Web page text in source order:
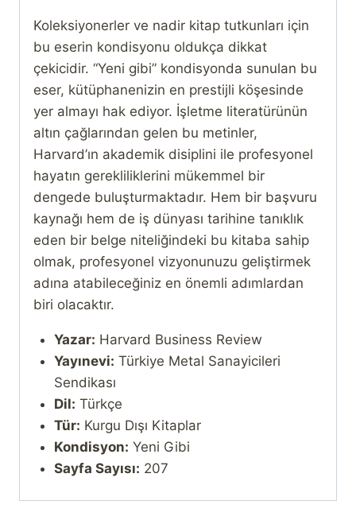
Koleksiyonerler ve nadir kitap tutkunları için
bu eserin kondisyonu oldukça dikkat
çekicidir. “Yeni gibi” kondisyonda sunulan bu
eser, kütüphanenizin en prestijli köşesinde
yer almayı hak ediyor. İşletme literatürünün
altın çağlarından gelen bu metinler,
Harvard’ın akademik disiplini ile profesyonel
hayatın gerekliliklerini mükemmel bir
dengede buluşturmaktadır. Hem bir başvuru
kaynağı hem de iş dünyası tarihine tanıklık
eden bir belge niteliğindeki bu kitaba sahip
olmak, profesyonel vizyonunuzu geliştirmek
adına atabileceğiniz en önemli adımlardan
biri olacaktır.
Yazar: Harvard Business Review
Yayınevi: Türkiye Metal Sanayicileri
Sendikası
Dil: Türkçe
Tür: Kurgu Dışı Kitaplar
Kondisyon: Yeni Gibi
Sayfa Sayısı: 207